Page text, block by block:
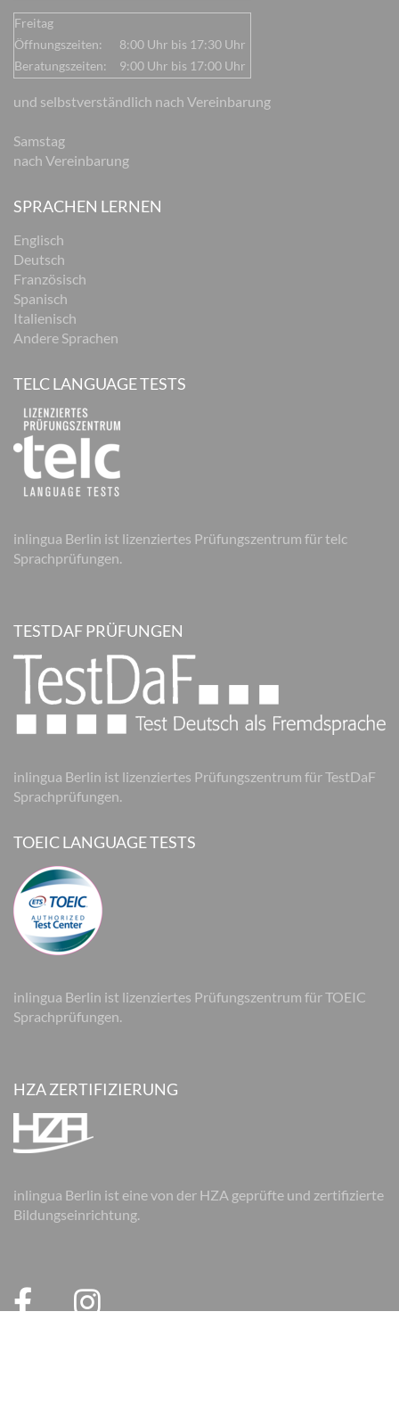
Freitag
Öffnungszeiten:
8:00 Uhr bis 17:30 Uhr
Beratungszeiten:
9:00 Uhr bis 17:00 Uhr
und selbstverständlich nach Vereinbarung
Samstag
nach Vereinbarung
SPRACHEN LERNEN
Englisch
Deutsch
Französisch
Spanisch
Italienisch
Andere Sprachen
TELC LANGUAGE TESTS
inlingua Berlin ist lizenziertes Prüfungszentrum für telc
Sprachprüfungen.
TESTDAF PRÜFUNGEN
inlingua Berlin ist lizenziertes Prüfungszentrum für TestDaF
Sprachprüfungen.
TOEIC LANGUAGE TESTS
inlingua Berlin ist lizenziertes Prüfungszentrum für TOEIC
Sprachprüfungen.
HZA ZERTIFIZIERUNG
inlingua Berlin ist eine von der HZA geprüfte und zertifizierte
Bildungseinrichtung.